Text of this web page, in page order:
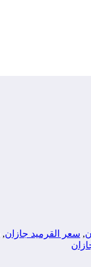
, سعر القرميد جازان,